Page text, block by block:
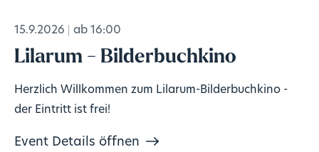
15.9.2026 ab 16:00
Lilarum - Bilderbuchkino
Herzlich Willkommen zum Lilarum-Bilderbuchkino -
der Eintritt ist frei!
Event Details öffnen